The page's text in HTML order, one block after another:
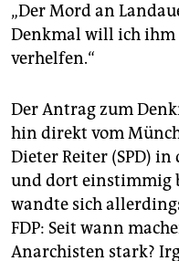
„Der Mord an
Denkmal will ich ihm
verhelfen.“
Der Antrag zum
hin direkt vom
Dieter Reiter (SPD)
und dort einstimmig
wandte sich
FDP: Seit wann
Anarchisten stark?